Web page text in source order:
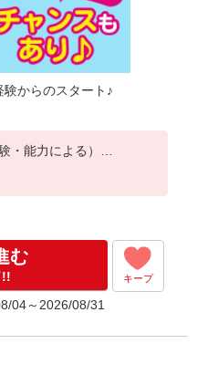
からのスタート♪
・能力による）
）
有)
)
゜+゜
む
!! キープ
04～2026/08/31